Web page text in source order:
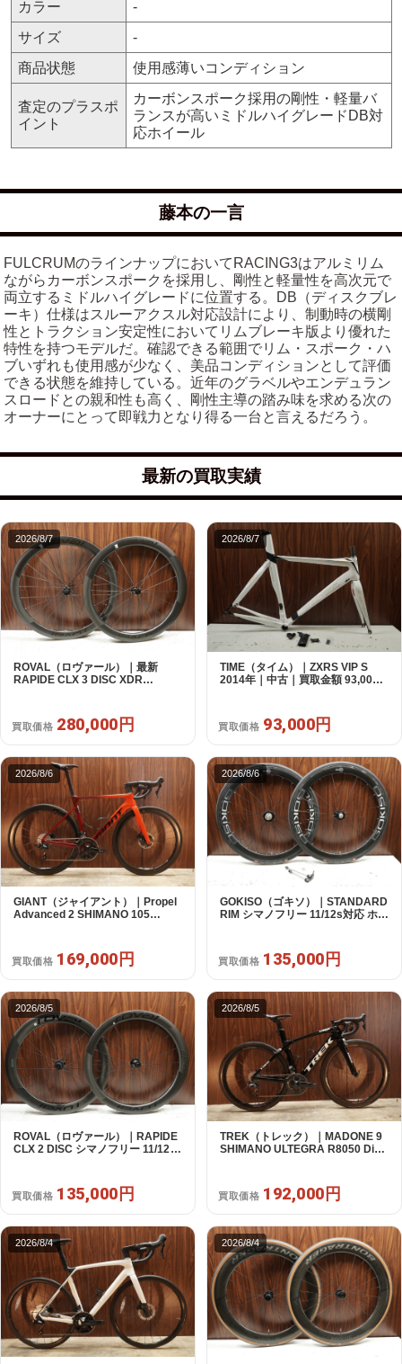
カラー
-
サイズ
-
商品状態
使用感薄いコンディション
査定のプラスポ
イント
カーボンスポーク採用の剛性・軽量バ
ランスが高いミドルハイグレードDB対
応ホイール
藤本の一言
FULCRUMのラインナップにおいてRACING3はアルミリム
ながらカーボンスポークを採用し、剛性と軽量性を高次元で
両立するミドルハイグレードに位置する。DB（ディスクブレ
ーキ）仕様はスルーアクスル対応設計により、制動時の横剛
性とトラクション安定性においてリムブレーキ版より優れた
特性を持つモデルだ。確認できる範囲でリム・スポーク・ハ
ブいずれも使用感が少なく、美品コンディションとして評価
できる状態を維持している。近年のグラベルやエンデュラン
スロードとの親和性も高く、剛性主導の踏み味を求める次の
オーナーにとって即戦力となり得る一台と言えるだろう。
最新の買取実績
2026/8/7
ROVAL（ロヴァール）｜最新
RAPIDE CLX 3 DISC XDR
買取価格 280,000円
2026/8/7
TIME（タイム）｜ZXRS VIP S
2014年｜中古｜買取金額 93,000
買取価格 93,000円
2026/8/6
GIANT（ジャイアント）｜Propel
Advanced 2 SHIMANO 105
買取価格 169,000円
2026/8/6
GOKISO（ゴキソ）｜STANDARD
RIM シマノフリー 11/12s対応 ホイ
買取価格 135,000円
2026/8/5
ROVAL（ロヴァール）｜RAPIDE
CLX 2 DISC シマノフリー 11/12s
買取価格 135,000円
2026/8/5
TREK（トレック）｜MADONE 9
SHIMANO ULTEGRA R8050 Di2
買取価格 192,000円
2026/8/4 2026/8/4